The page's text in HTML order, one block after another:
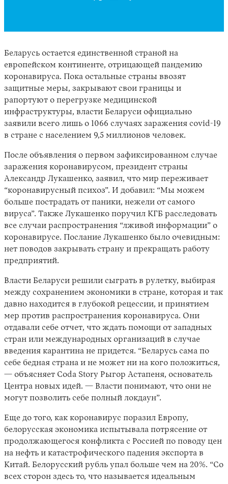
Instagram
X Facebook
YouTube
Беларусь остается единственной страной на
европейском континенте, отрицающей пандемию
коронавируса. Пока остальные страны ввозят
защитные меры, закрывают свои границы и
рапортуют о перегрузке медицинской
инфраструктуры, власти Беларуси официально
заявили всего лишь о 1066 случаях заражения covid-19
в стране с населением 9,5 миллионов человек.
После объявления о первом зафиксированном случае
заражения коронавирусом, президент страны
Александр Лукашенко, заявил, что мир переживает
“коронавирусный психоз”. И добавил: “Мы можем
больше пострадать от паники, нежели от самого
вируса”. Также Лукашенко поручил КГБ расследовать
все случаи распространения “лживой информации” о
коронавирусе. Послание Лукашенко было очевидным:
нет поводов закрывать страну и прекращать работу
предприятий.
Власти Беларуси решили сыграть в рулетку, выбирая
между сохранением экономики в стране, которая и так
давно находится в глубокой рецессии, и принятием
мер против распространения коронавируса. Они
отдавали себе отчет, что ждать помощи от западных
стран или международных организаций в случае
введения карантина не придется. “Беларусь сама по
себе бедная страна и не может ни на кого положиться,
— объясняет Coda Story Рыгор Астапеня, основатель
Центра новых идей. — Власти понимают, что они не
могут позволить себе полный локдаун”.
Еще до того, как коронавирус поразил Европу,
белорусская экономика испытывала потрясение от
продолжающегося конфликта с Россией по поводу цен
на нефть и катастрофического падения экспорта в
Китай. Белорусский рубль упал больше чем на 20%. “Со
всех сторон здесь то, что называется идеальным